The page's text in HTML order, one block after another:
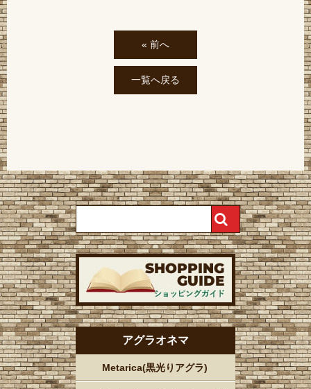
« 前へ
一覧へ戻る
アグラオネマ
Metarica(黒光りアグラ)